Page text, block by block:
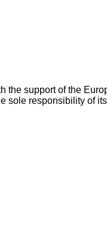
the support of the
sole responsibility of